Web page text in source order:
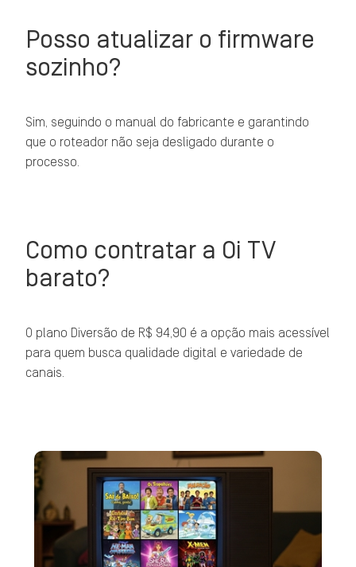
Posso atualizar o firmware
sozinho?
Sim, seguindo o manual do fabricante e garantindo
que o roteador não seja desligado durante o
processo.
Como contratar a Oi TV
barato?
O plano Diversão de R$ 94,90 é a opção mais acessível
para quem busca qualidade digital e variedade de
canais.